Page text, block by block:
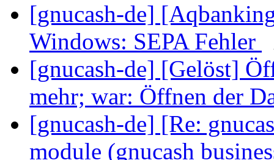
[gnucash-de]
Windows: SEPA Fehler
[gnucash-de] [Gelöst]
mehr; war: Öffnen der
[gnucash-de] [Re:
module (gnucash